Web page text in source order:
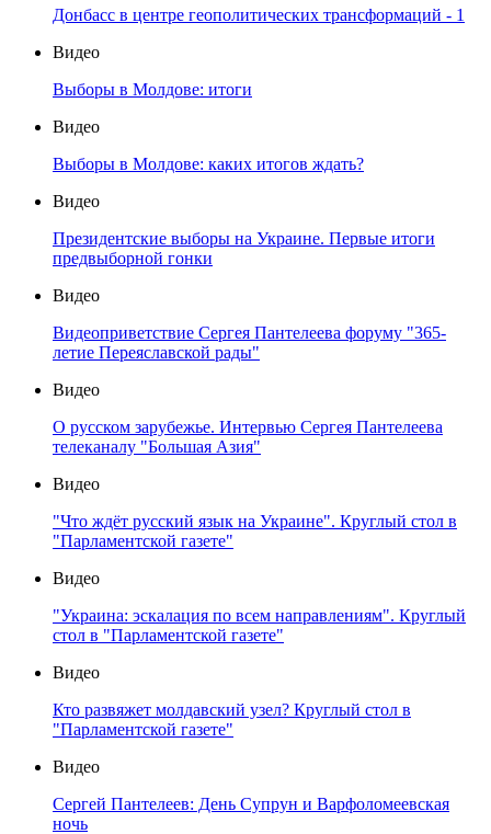
Донбасс в центре геополитических трансформаций - 1
Видео
Выборы в Молдове: итоги
Видео
Выборы в Молдове: каких итогов ждать?
Видео
Президентские выборы на Украине. Первые итоги
предвыборной гонки
Видео
Видеоприветствие Сергея Пантелеева форуму "365-
летие Переяславской рады"
Видео
О русском зарубежье. Интервью Сергея Пантелеева
телеканалу "Большая Азия"
Видео
"Что ждёт русский язык на Украине". Круглый стол в
"Парламентской газете"
Видео
"Украина: эскалация по всем направлениям". Круглый
стол в "Парламентской газете"
Видео
Кто развяжет молдавский узел? Круглый стол в
"Парламентской газете"
Видео
Сергей Пантелеев: День Супрун и Варфоломеевская
ночь